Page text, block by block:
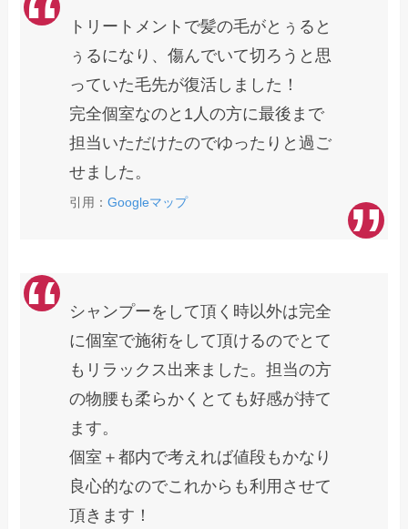
トリートメントで髪の毛がとぅると
ぅるになり、傷んでいて切ろうと思
っていた毛先が復活しました！
完全個室なのと1人の方に最後まで
担当いただけたのでゆったりと過ご
せました。
引用：Googleマップ
シャンプーをして頂く時以外は完全
に個室で施術をして頂けるのでとて
もリラックス出来ました。担当の方
の物腰も柔らかくとても好感が持て
ます。
個室＋都内で考えれば値段もかなり
良心的なのでこれからも利用させて
頂きます！